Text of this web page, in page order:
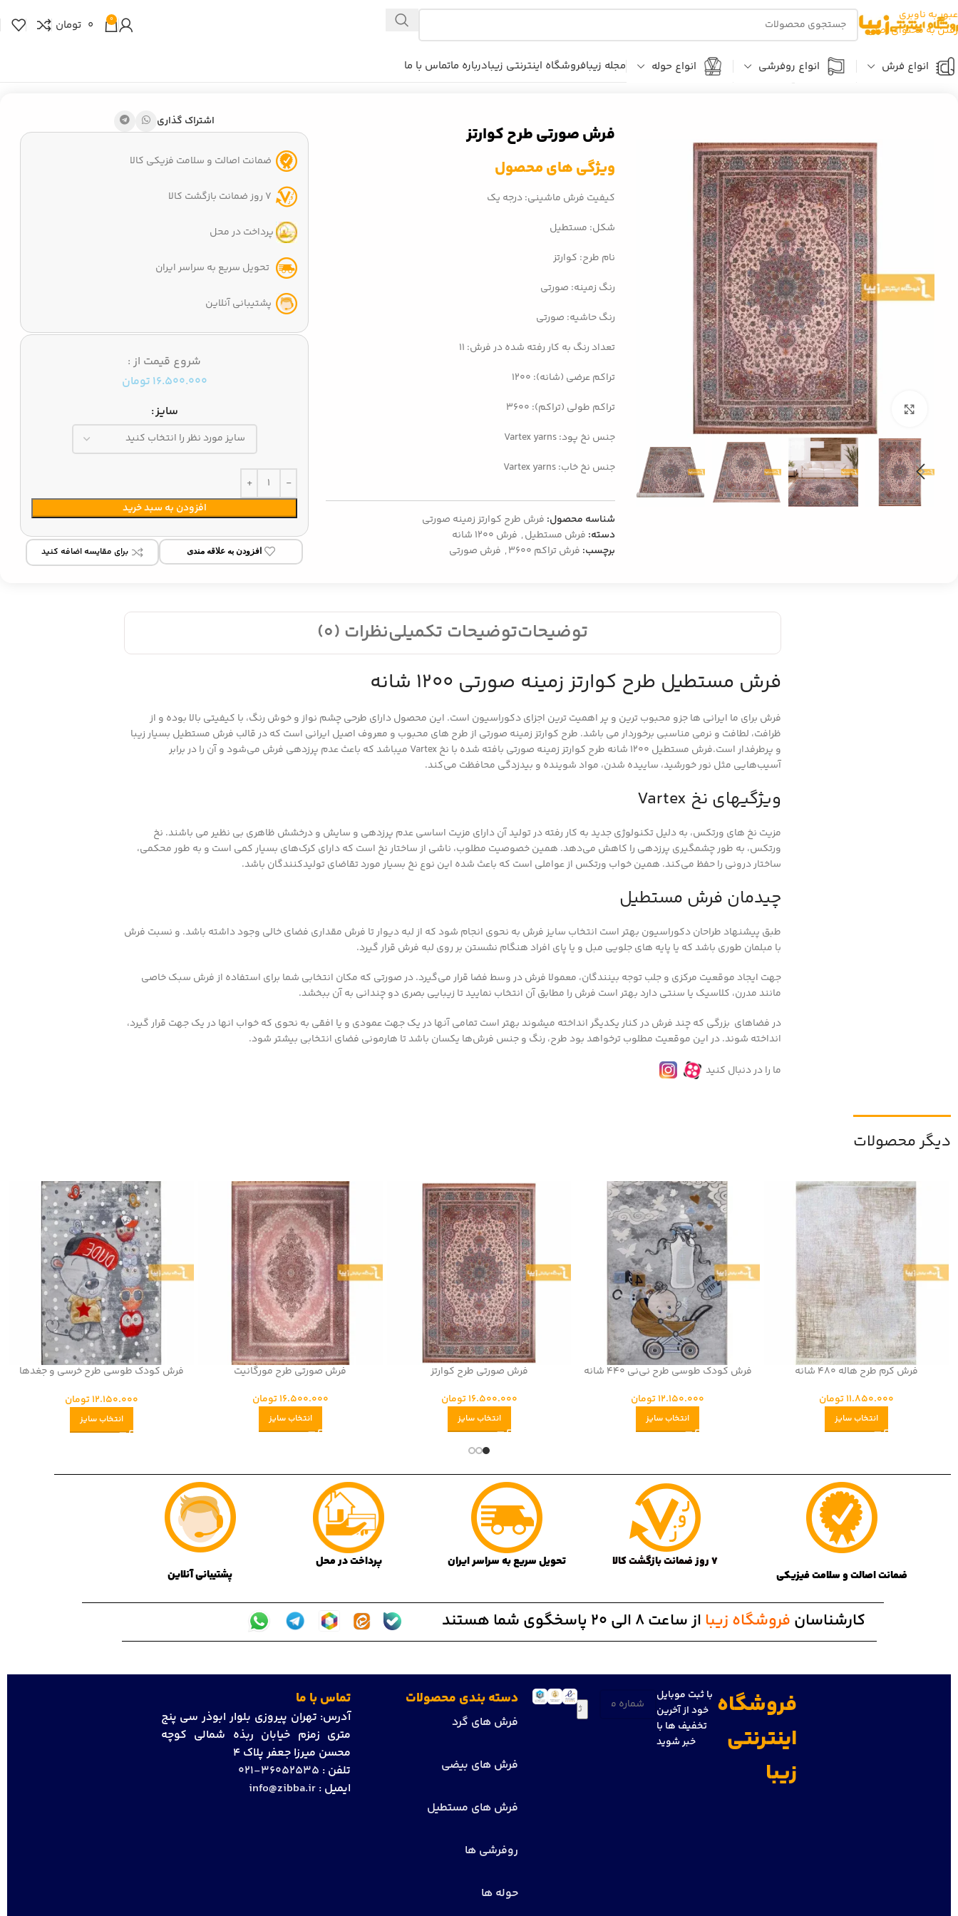
عبور به ناوبری
رفتن به محتوای اصلی
0
0 تومان
انواع فرش انواع روفرشی انواع حوله مجله زیبافروشگاه اینترنتی زیبادرباره ماتماس با ما
خانه فرش مستطیل فرش صورتی طرح کوارتز
بزرگنمایی تصویر
فرش صورتی طرح کوارتز
ویژگی های محصول
کیفیت فرش ماشینی: درجه یک
شکل: مستطیل
نام طرح: کوارتز
رنگ زمینه: صورتی
رنگ حاشیه: صورتی
تعداد رنگ به کار رفته شده در فرش: 11
تراکم عرضی (شانه): ۱۲۰۰
تراکم طولی (تراکم): ۳۶۰۰
جنس نخ پود: Vartex yarns
جنس نخ خاب: Vartex yarns
شناسه محصول: فرش طرح کوارتز زمینه صورتی
دسته: فرش مستطیل, فرش 1200 شانه
برچسب: فرش تراکم 3600 , فرش صورتی
اشتراک گذاری
ضمانت اصالت و سلامت فزیکی کالا
7 روز ضمانت بازگشت کالا
پرداخت در محل
تحویل سریع به سراسر ایران
پشتیبانی آنلاین
شروع قیمت از :
16.500.000 تومان
سایز
افزودن به سبد خرید
افزودن به علاقه مندی برای مقایسه اضافه کنید
توضیحاتتوضیحات تکمیلینظرات (0)
فرش مستطیل طرح کوارتز زمینه صورتی 1200 شانه
فرش برای ما ایرانی ها جزو محبوب ترین و پر اهمیت ترین اجزای دکوراسیون است. این محصول دارای طرحی چشم نواز و خوش رنگ، با کیفیتی بالا بوده و از
ظرافت، لطافت و نرمی مناسبی برخوردار می باشد. طرح کوارتز زمینه صورتی از طرح های محبوب و معروف اصیل ایرانی است که در قالب فرش مستطیل بسیار زیبا
و پرطرفدار است.فرش مستطیل 1200 شانه طرح کوارتز زمینه صورتی بافته شده با نخ Vartex میباشد که باعث عدم پرزدهی فرش می‌شود و آن را در برابر
آسیب‌هایی مثل نور خورشید، ساییده شدن، مواد شوینده و بیدزدگی محافظت می‌کند.
ویژگیهای نخ Vartex
مزیت نخ های ورتکس، به دلیل تکنولوژی جدید به کار رفته در تولید آن دارای مزیت اساسی عدم پرزدهی و سایش و درخشش ظاهری بی نظیر می باشند. نخ
ورتکس، به طور چشمگیری پرزدهی را کاهش می‌دهد. همین خصوصیت مطلوب، ناشی از ساختار نخ است که دارای کرک‌های بسیار کمی است و به طور محکمی،
ساختار درونی را حفظ می‌کند. همین خواب ورتکس از عواملی است که باعث شده این نوع نخ بسیار مورد تقاضای تولیدکنندگان باشد.
چیدمان فرش مستطیل
طبق پیشنهاد طراحان دکوراسیون بهتر است انتخاب سایز فرش به نحوی انجام شود که از لبه دیوار تا فرش مقداری فضای خالی وجود داشته باشد. و نسبت فرش
با مبلمان طوری باشد که یا پایه های جلویی مبل و یا پای افراد هنگام نشستن بر روی لبه فرش قرار گیرد.
جهت ایجاد موقعیت مرکزی و جلب توجه بینندگان، معمولا فرش در وسط فضا قرار می‌گیرد. در صورتی که مکان انتخابی شما برای استفاده از فرش سبک خاصی
مانند مدرن، کلاسیک یا سنتی دارد بهتر است فرش را مطابق آن انتخاب نمایید تا زیبایی بصری دو چندانی به آن ببخشد.
در فضاهای بزرگی که چند فرش در کنار یکدیگر انداخته میشوند بهتر است تمامی آنها در یک جهت عمودی و یا افقی به نحوی که خواب انها در یک جهت قرار گیرد،
انداخته شوند. در این موقعیت مطلوب ترخواهد بود طرح، رنگ و جنس فرش‌ها یکسان باشد تا هارمونی فضای انتخابی بیشتر شود.
ما را در دنبال کنید
دیگر محصولات
فرش کرم طرح هاله 480 شانه
11.850.000تومان
انتخاب سایز
فرش کودک طوسی طرح نی‌نی 440 شانه
12.150.000تومان
انتخاب سایز
فرش صورتی طرح کوارتز
16.500.000 تومان
انتخاب سایز
فرش صورتی طرح مورگانیت
16.500.000تومان
انتخاب سایز
فرش کودک طوسی طرح خرسی و جغدها
12.150.000تومان
انتخاب سایز
ضمانت اصالت و سلامت فیزیکی
7 روز ضمانت بازگشت کالا تحویل سریع به سراسر ایران
پرداخت در محل
پشتیبانی آنلاین
کارشناسان فروشگاه زیبا از ساعت 8 الی 20 پاسخگوی شما هستند
فروشگاه
اینترنتی
زیبا
با ثبت موبایل
خود از آخرین
تخفیف ها با
خبر شوید
تلفن (ضروری) دسته بندی محصولات
فرش های گرد
فرش های بیضی
فرش های مستطیل
روفرشی ها
حوله ها
تماس با ما
آدرس: تهران پیروزی بلوار ابوذر سی پنج
متری زمزم خیابان ربذه شمالی کوچه
محسن میرزا جعفر پلاک 4
تلفن : 36052535-021
ایمیل : info@zibba.ir